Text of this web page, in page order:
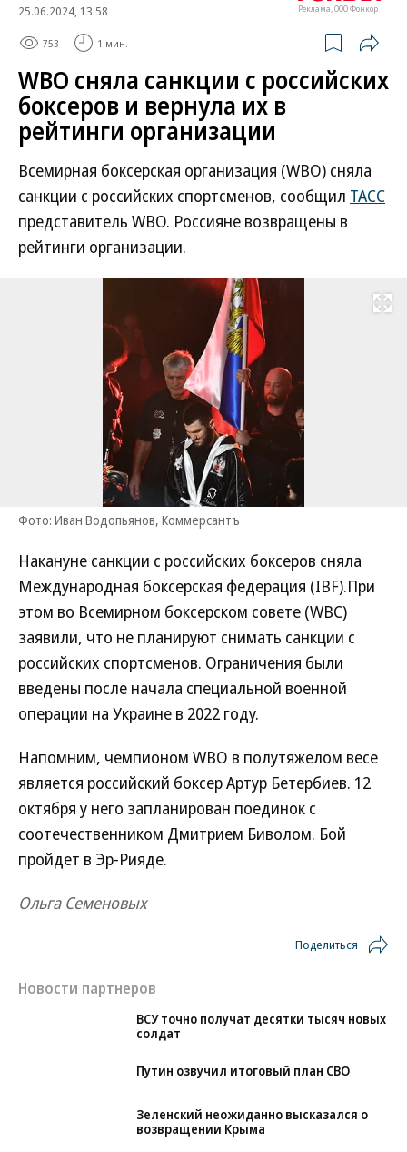
Реклама, ООО Фонкор
25.06.2024, 13:58
753 1 мин.
WBO сняла санкции с российских
боксеров и вернула их в
рейтинги организации
Всемирная боксерская организация (WBO) сняла
санкции с российских спортсменов, сообщил ТАСС
представитель WBO. Россияне возвращены в
рейтинги организации.
Развернуть
Фото: Иван Водопьянов, Коммерсантъ
Накануне санкции с российских боксеров сняла
Международная боксерская федерация (IBF).При
этом во Всемирном боксерском совете (WBC)
заявили, что не планируют снимать санкции с
российских спортсменов. Ограничения были
введены после начала специальной военной
операции на Украине в 2022 году.
Напомним, чемпионом WBO в полутяжелом весе
является российский боксер Артур Бетербиев. 12
октября у него запланирован поединок с
соотечественником Дмитрием Биволом. Бой
пройдет в Эр-Рияде.
Ольга Семеновых
Поделиться
Новости партнеров
ВСУ точно получат десятки тысяч новых
солдат
Зеленский неожиданно высказался о